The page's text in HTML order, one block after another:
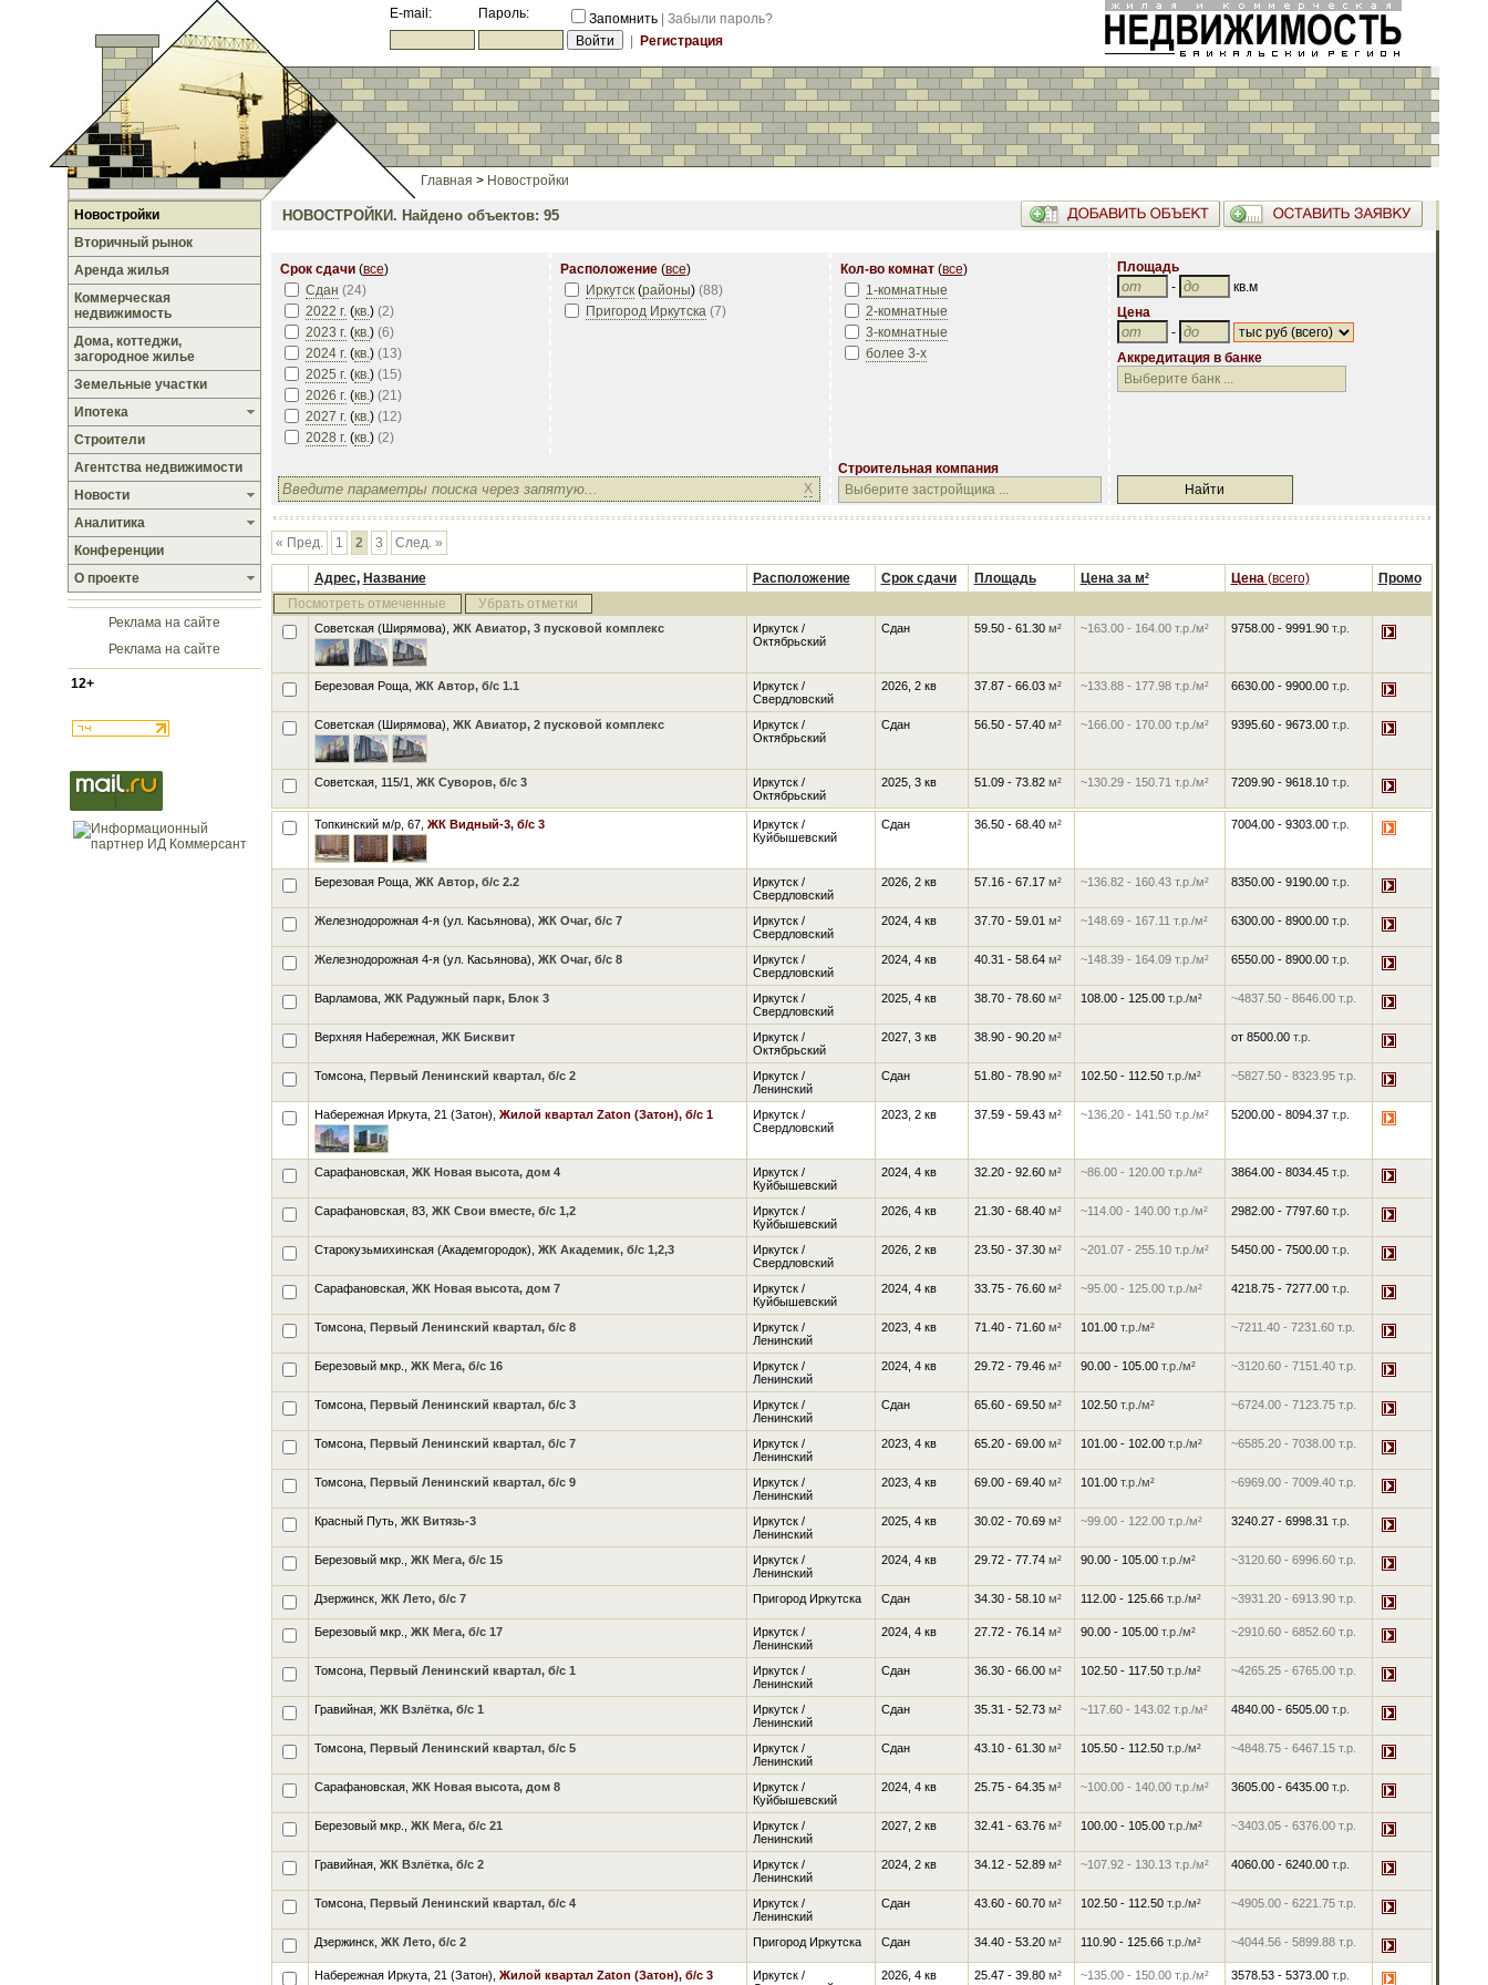
E-mail: Пароль: Запомнить
Забыли пароль?
Регистрация
Главная > Новостройки
Новостройки
Вторичный рынок
Аренда жилья
Коммерческая
недвижимость
Дома, коттеджи,
загородное жилье
Земельные участки
Ипотека
Строители
Агентства недвижимости
Новости
Аналитика
Конференции
О проекте
Реклама на сайте
Реклама на сайте
12+
НОВОСТРОЙКИ. Найдено объектов: 95
Срок сдачи(все)
Сдан (24)
2022 г. (кв.) (2)
2023 г. (кв.) (6)
2024 г. (кв.) (13)
2025 г. (кв.) (15)
2026 г. (кв.) (21)
2027 г. (кв.) (12)
2028 г. (кв.) (2)
Расположение(все)
Иркутск (районы) (88)
Пригород Иркутска (7)
Кол-во комнат(все)
1-комнатные
2-комнатные
3-комнатные
более 3-х
Площадь
-
кв.м
Цена
-
Аккредитация в банке
Аккредитация в банке
X
Строительная компания
Строительная компания
« Пред. 1 2 3 След. »
Адрес, Название Расположение Срок сдачи Площадь Цена за м² Цена (всего)
Промо
Посмотреть отмеченные
Убрать отметки
Советская (Ширямова), ЖК Авиатор, 3 пусковой комплекс
Иркутск /
Октябрьский
Сдан 59.50 - 61.30 м² ~163.00- 164.00 т.р./м² 9758.00- 9991.90 т.р.
Березовая Роща, ЖК Автор, б/с 1.1
Иркутск /
Свердловский
2026, 2 кв 37.87 - 66.03 м² ~133.88- 177.98 т.р./м² 6630.00- 9900.00 т.р.
Советская (Ширямова), ЖК Авиатор, 2 пусковой комплекс
Иркутск /
Октябрьский
Сдан 56.50 - 57.40 м² ~166.00- 170.00 т.р./м² 9395.60- 9673.00 т.р.
Советская, 115/1, ЖК Суворов, б/с 3
Иркутск /
Октябрьский
2025, 3 кв 51.09 - 73.82 м² ~130.29- 150.71 т.р./м² 7209.90- 9618.10 т.р.
Топкинский м/р, 67, ЖК Видный-3, б/с 3
Иркутск /
Куйбышевский
Сдан 36.50 - 68.40 м² 7004.00- 9303.00 т.р.
Березовая Роща, ЖК Автор, б/с 2.2
Иркутск /
Свердловский
2026, 2 кв 57.16 - 67.17 м² ~136.82- 160.43 т.р./м² 8350.00- 9190.00 т.р.
Железнодорожная 4-я (ул. Касьянова), ЖК Очаг, б/с 7
Иркутск /
Свердловский
2024, 4 кв 37.70 - 59.01 м² ~148.69- 167.11 т.р./м² 6300.00- 8900.00 т.р.
Железнодорожная 4-я (ул. Касьянова), ЖК Очаг, б/с 8
Иркутск /
Свердловский
2024, 4 кв 40.31 - 58.64 м² ~148.39- 164.09 т.р./м² 6550.00- 8900.00 т.р.
Варламова, ЖК Радужный парк, Блок 3
Иркутск /
Свердловский
2025, 4 кв 38.70 - 78.60 м² 108.00- 125.00 т.р./м² ~4837.50- 8646.00 т.р.
Верхняя Набережная, ЖК Бисквит
Иркутск /
Октябрьский
2027, 3 кв 38.90 - 90.20 м² от 8500.00 т.р.
Томсона, Первый Ленинский квартал, б/с 2
Иркутск /
Ленинский
Сдан 51.80 - 78.90 м² 102.50- 112.50 т.р./м² ~5827.50- 8323.95 т.р.
Набережная Иркута, 21 (Затон), Жилой квартал Zaton (Затон), б/с 1
Иркутск /
Свердловский
2023, 2 кв 37.59 - 59.43 м² ~136.20- 141.50 т.р./м² 5200.00- 8094.37 т.р.
Сарафановская, ЖК Новая высота, дом 4
Иркутск /
Куйбышевский
2024, 4 кв 32.20 - 92.60 м² ~86.00- 120.00 т.р./м² 3864.00- 8034.45 т.р.
Сарафановская, 83, ЖК Свои вместе, б/с 1,2
Иркутск /
Куйбышевский
2026, 4 кв 21.30 - 68.40 м² ~114.00- 140.00 т.р./м² 2982.00- 7797.60 т.р.
Старокузьмихинская (Академгородок), ЖК Академик, б/с 1,2,3
Иркутск /
Свердловский
2026, 2 кв 23.50 - 37.30 м² ~201.07- 255.10 т.р./м² 5450.00- 7500.00 т.р.
Сарафановская, ЖК Новая высота, дом 7
Иркутск /
Куйбышевский
2024, 4 кв 33.75 - 76.60 м² ~95.00- 125.00 т.р./м² 4218.75- 7277.00 т.р.
Томсона, Первый Ленинский квартал, б/с 8
Иркутск /
Ленинский
2023, 4 кв 71.40 - 71.60 м² 101.00 т.р./м² ~7211.40- 7231.60 т.р.
Березовый мкр., ЖК Мега, б/с 16
Иркутск /
Ленинский
2024, 4 кв 29.72 - 79.46 м² 90.00- 105.00 т.р./м² ~3120.60- 7151.40 т.р.
Томсона, Первый Ленинский квартал, б/с 3
Иркутск /
Ленинский
Сдан 65.60 - 69.50 м² 102.50 т.р./м² ~6724.00- 7123.75 т.р.
Томсона, Первый Ленинский квартал, б/с 7
Иркутск /
Ленинский
2023, 4 кв 65.20 - 69.00 м² 101.00- 102.00 т.р./м² ~6585.20- 7038.00 т.р.
Томсона, Первый Ленинский квартал, б/с 9
Иркутск /
Ленинский
2023, 4 кв 69.00 - 69.40 м² 101.00 т.р./м² ~6969.00- 7009.40 т.р.
Красный Путь, ЖК Витязь-3
Иркутск /
Ленинский
2025, 4 кв 30.02 - 70.69 м² ~99.00- 122.00 т.р./м² 3240.27- 6998.31 т.р.
Березовый мкр., ЖК Мега, б/с 15
Иркутск /
Ленинский
2024, 4 кв 29.72 - 77.74 м² 90.00- 105.00 т.р./м² ~3120.60- 6996.60 т.р.
Дзержинск, ЖК Лето, б/с 7 Пригород Иркутска Сдан 34.30 - 58.10 м² 112.00- 125.66 т.р./м² ~3931.20- 6913.90 т.р.
Березовый мкр., ЖК Мега, б/с 17
Иркутск /
Ленинский
2024, 4 кв 27.72 - 76.14 м² 90.00- 105.00 т.р./м² ~2910.60- 6852.60 т.р.
Томсона, Первый Ленинский квартал, б/с 1
Иркутск /
Ленинский
Сдан 36.30 - 66.00 м² 102.50- 117.50 т.р./м² ~4265.25- 6765.00 т.р.
Гравийная, ЖК Взлётка, б/с 1
Иркутск /
Ленинский
Сдан 35.31 - 52.73 м² ~117.60- 143.02 т.р./м² 4840.00- 6505.00 т.р.
Томсона, Первый Ленинский квартал, б/с 5
Иркутск /
Ленинский
Сдан 43.10 - 61.30 м² 105.50- 112.50 т.р./м² ~4848.75- 6467.15 т.р.
Сарафановская, ЖК Новая высота, дом 8
Иркутск /
Куйбышевский
2024, 4 кв 25.75 - 64.35 м² ~100.00- 140.00 т.р./м² 3605.00- 6435.00 т.р.
Березовый мкр., ЖК Мега, б/с 21
Иркутск /
Ленинский
2027, 2 кв 32.41 - 63.76 м² 100.00- 105.00 т.р./м² ~3403.05- 6376.00 т.р.
Гравийная, ЖК Взлётка, б/с 2
Иркутск /
Ленинский
2024, 2 кв 34.12 - 52.89 м² ~107.92- 130.13 т.р./м² 4060.00- 6240.00 т.р.
Томсона, Первый Ленинский квартал, б/с 4
Иркутск /
Ленинский
Сдан 43.60 - 60.70 м² 102.50- 112.50 т.р./м² ~4905.00- 6221.75 т.р.
Дзержинск, ЖК Лето, б/с 2 Пригород Иркутска Сдан 34.40 - 53.20 м² 110.90- 125.66 т.р./м² ~4044.56- 5899.88 т.р.
Набережная Иркута, 21 (Затон), Жилой квартал Zaton (Затон), б/с 3
Иркутск /
2026, 4 кв 25.47 - 39.80 м² ~135.00- 150.00 т.р./м² 3578.53- 5373.00 т.р.